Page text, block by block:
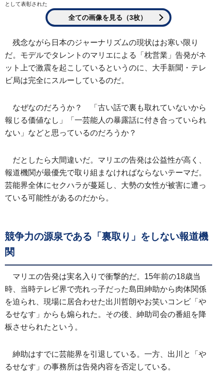
として表彰された
全ての画像を見る（3枚）
残念ながら日本のジャーナリズムの現状はお寒い限り
だ。モデルでタレントのマリエによる「枕営業」告発がネ
ット上で激震を起こしているというのに、大手新聞・テレ
ビ局は完全にスルーしているのだ。
なぜなのだろうか？ 「古い話で裏も取れていないから
報じる価値なし」「一芸能人の暴露話に付き合っていられ
ない」などと思っているのだろうか？
だとしたら大間違いだ。マリエの告発は公益性が高く、
報道機関が最優先で取り組まなければならないテーマだ。
芸能界全体にセクハラが蔓延し、大勢の女性が被害に遭っ
ている可能性があるのだから。
競争力の源泉である「裏取り」をしない報道機
関
マリエの告発は実名入りで衝撃的だ。15年前の18歳当
時、当時テレビ界で売れっ子だった島田紳助から肉体関係
を迫られ、現場に居合わせた出川哲朗やお笑いコンビ「や
るせなす」からも煽られた。その後、紳助司会の番組を降
板させられたという。
紳助はすでに芸能界を引退している。一方、出川と「や
るせなす」の事務所は告発内容を否定している。